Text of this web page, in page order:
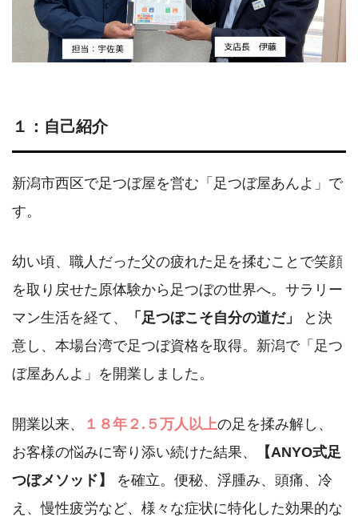
１：自己紹介
新潟市西区で足つぼ屋を営む「足つぼ屋あんよ」で
す。
幼い頃、職人だった父の疲れた足を揉むことで笑顔
を取り戻せた原体験から足つぼの世界へ。サラリー
マン生活を経て、
「足つぼこそ自分の道だ」
と決
意し、本場台湾で足つぼ資格を取得。新潟で「足つ
ぼ屋あんよ」を開業しました。
開業以来、 １８年２.５万人以上の足を揉み解し、
お客様の悩みに寄り添い続けた結果、
【ANYO式足
つぼメソッド】
を確立。便秘、浮腫み、頭痛、冷
え、慢性疲労など、様々な症状に特化した効果的な